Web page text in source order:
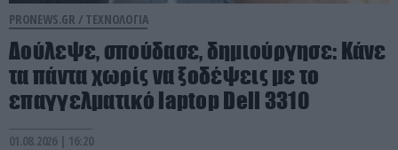
PRONEWS.GR / ΤΕΧΝΟΛΟΓΙΑ
Δούλεψε, σπούδασε, δημιούργησε: Kάνε
τα πάντα χωρίς να ξοδέψεις με το
επαγγελματικό laptop Dell 3310
01.08.2026 | 16:20